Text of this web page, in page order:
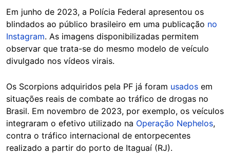
Em junho de 2023, a Polícia Federal apresentou os
blindados ao público brasileiro em uma publicação no
Instagram. As imagens disponibilizadas permitem
observar que trata-se do mesmo modelo de veículo
divulgado nos vídeos virais.
Os Scorpions adquiridos pela PF já foram usados em
situações reais de combate ao tráfico de drogas no
Brasil. Em novembro de 2023, por exemplo, os veículos
integraram o efetivo utilizado na Operação Nephelos,
contra o tráfico internacional de entorpecentes
realizado a partir do porto de Itaguaí (RJ).